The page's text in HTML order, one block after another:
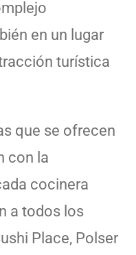
en un lugar
turística
que se ofrecen
con la
cocinera
a todos los
Place, Polser